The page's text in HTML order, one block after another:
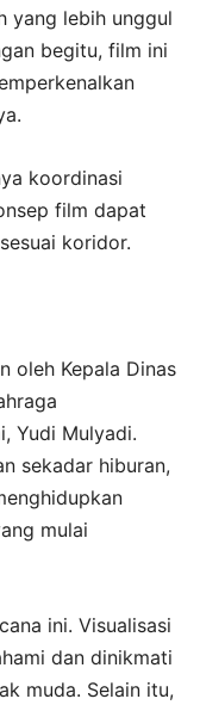
yang lebih unggul
begitu, film ini
koordinasi
film dapat
koridor.
oleh Kepala Dinas
Yudi Mulyadi.
sekadar hiburan,
mulai
ini. Visualisasi
dan dinikmati
muda. Selain itu,